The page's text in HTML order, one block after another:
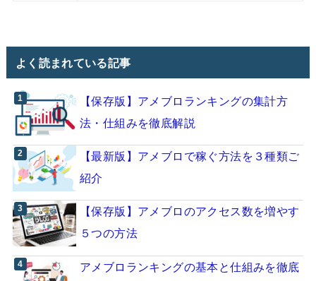
よく読まれている記事
【保存版】アメブロランキングの集計方
法・仕組みを徹底解説
【最新版】アメブロで稼ぐ方法を３種類ご
紹介
【保存版】アメブロのアクセス数を増やす
５つの方法
アメブロランキングの基本と仕組みを徹底